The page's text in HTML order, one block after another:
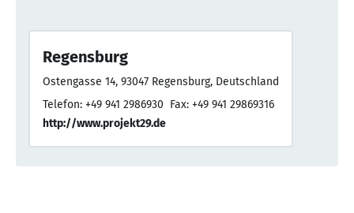
Regensburg
Ostengasse 14, 93047 Regensburg, Deutschland
Telefon: +49 941 2986930 Fax: +49 941 29869316
http://www.projekt29.de